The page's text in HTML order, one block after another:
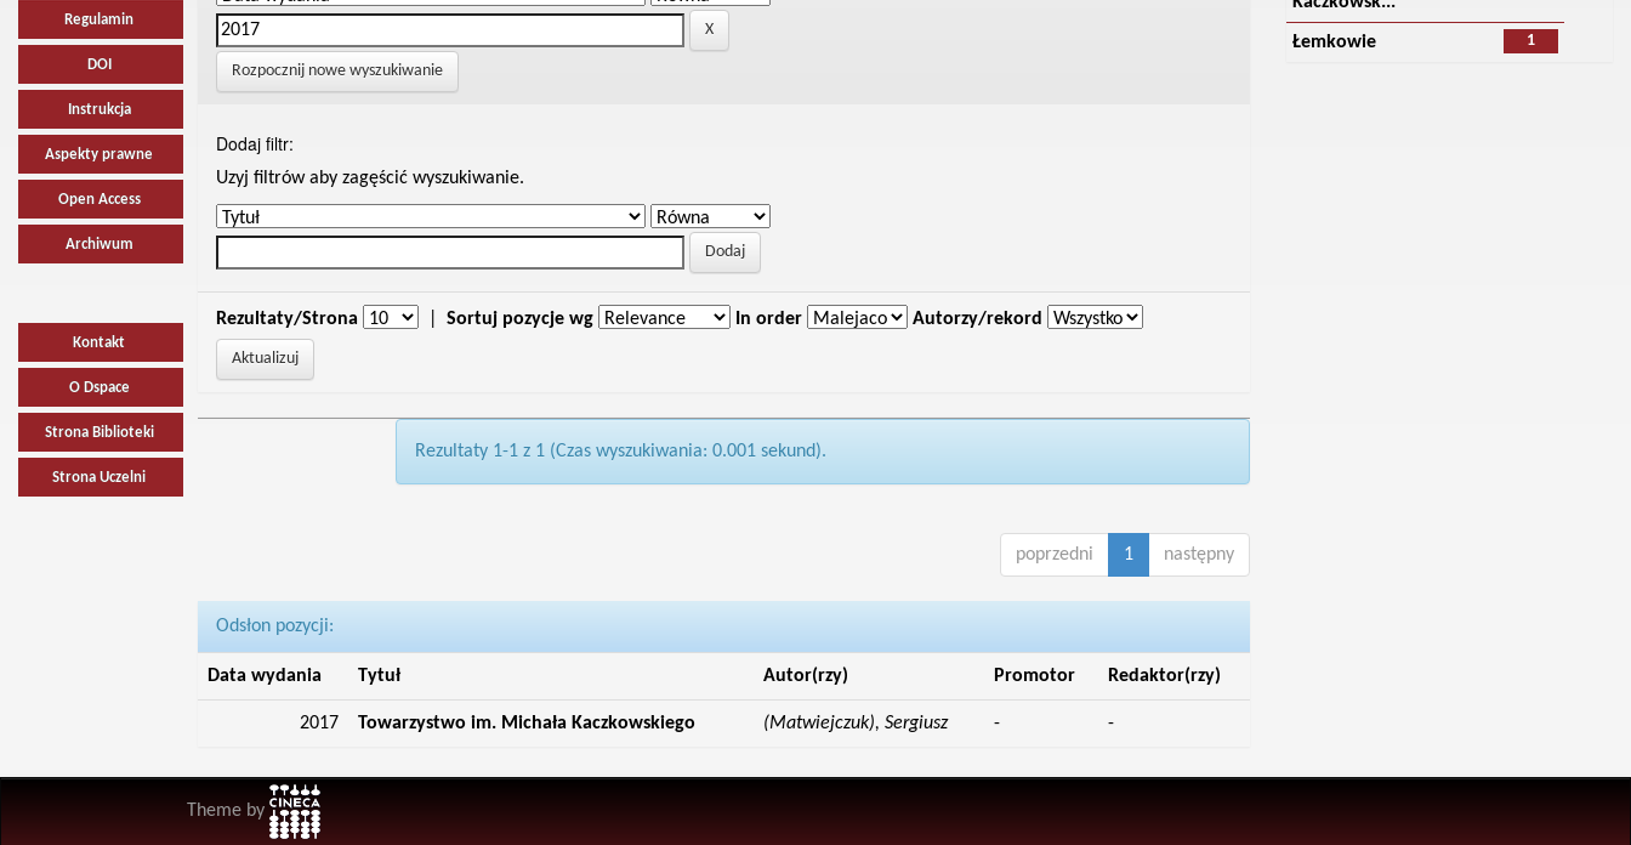
Regulamin
DOI
Instrukcja
Aspekty prawne
Open Access
Archiwum
Kontakt
O Dspace
Strona Biblioteki
Strona Uczelni
Rozpocznij nowe wyszukiwanie
Dodaj filtr:
Uzyj filtrów aby zagęścić wyszukiwanie.
Rezultaty/Strona Sortuj pozycje wg In order Autorzy/rekord
Rezultaty 1-1 z 1 (Czas wyszukiwania: 0.001 sekund).
poprzedni 1 następny
Odsłon pozycji:
Data wydania Tytuł Autor(rzy) Promotor Redaktor(rzy)
2017 Towarzystwo im. Michała Kaczkowskiego (Matwiejczuk), Sergiusz - -
1
Łemkowie
Theme by